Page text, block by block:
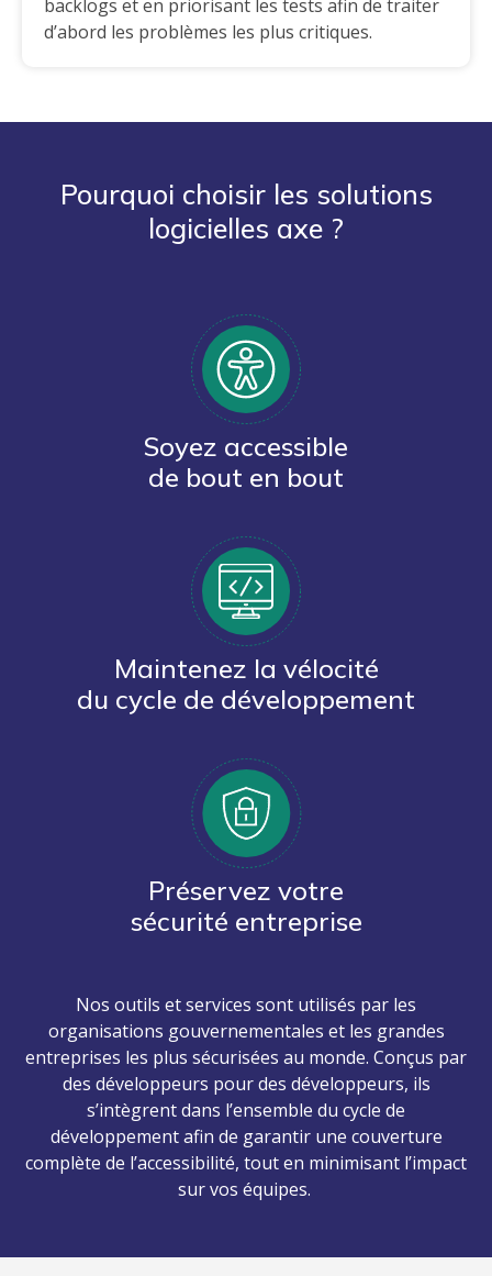
backlogs et en priorisant les tests afin de traiter
d’abord les problèmes les plus critiques.
Pourquoi choisir les solutions
logicielles axe ?
Soyez accessible
de bout en bout
Maintenez la vélocité
du cycle de développement
Préservez votre
sécurité entreprise
Nos outils et services sont utilisés par les
organisations gouvernementales et les grandes
entreprises les plus sécurisées au monde. Conçus par
des développeurs pour des développeurs, ils
s’intègrent dans l’ensemble du cycle de
développement afin de garantir une couverture
complète de l’accessibilité, tout en minimisant l’impact
sur vos équipes.